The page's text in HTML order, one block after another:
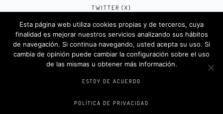
TWITTER (X)
FACEBOOK (META)
INSTAGRAM
Rotulosdecorativos.com © 2024. Diseño &
Codigos porCreatelo.com.es
Esta página web utiliza cookies propias y de terceros, cuya
finalidad es mejorar nuestros servicios analizando sus hábitos
de navegación. Si continua navegando, usted acepta su uso. Si
cambia de opinión puede cambiar la configuración sobre el uso
de las mismas u obtener más información.
ESTOY DE ACUERDO
POLÍTICA DE PRIVACIDAD